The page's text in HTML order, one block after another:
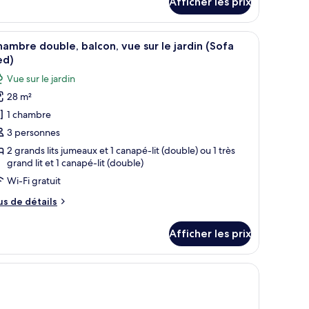
un canapé, une petite table, une table de chevet et un élément décoratif
:
Une chambre d’hôtel équipée d’un lit,
6
double, balcon, vue sur le jardin (Sofa
Vue sur le jardin
28 m²
1 chambre
3 personnes
2 grands lits jumeaux et 1 canapé-lit (double) ou 1 très
grand lit et 1 canapé-lit (double)
Wi-Fi gratuit
de détails
Afficher les prix